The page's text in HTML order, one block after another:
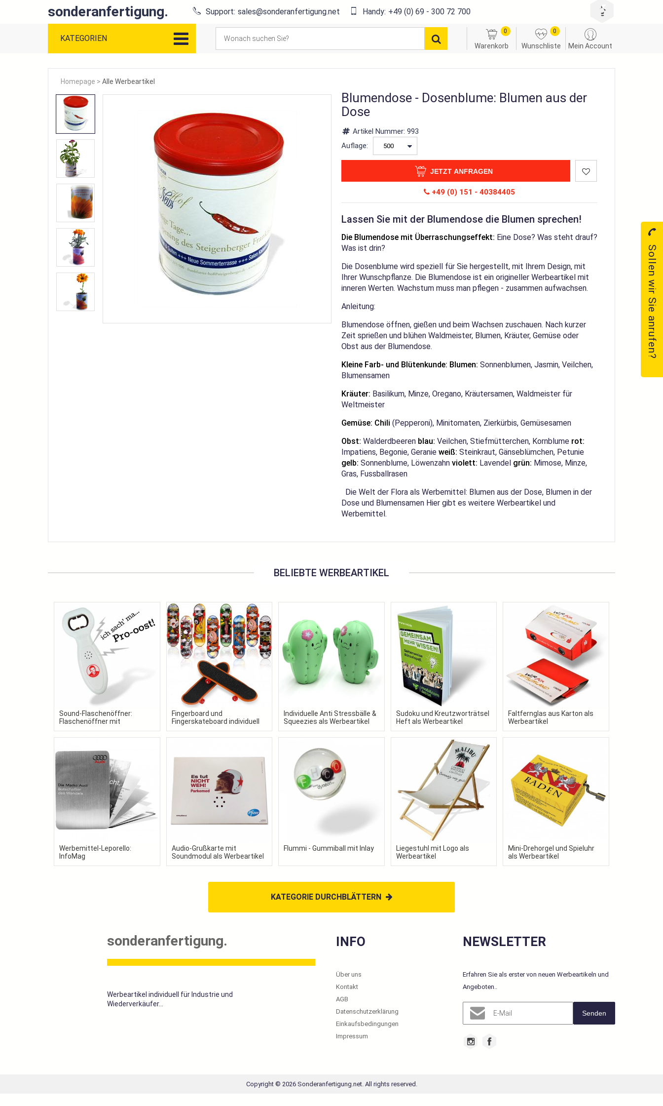
sonderanfertigung. Support: sales@sonderanfertigung.net Handy: +49 (0) 69 - 300 72 700
KATEGORIEN
Warenkorb
0
Wunschliste
0
Mein Account
Homepage > Alle Werbeartikel
Blumendose - Dosenblume: Blumen aus der
Dose
Artikel Nummer: 993
Auflage:
JETZT ANFRAGEN
+49 (0) 151 - 40384405
Lassen Sie mit der Blumendose die Blumen sprechen!
Die Blumendose mit Überraschungseffekt: Eine Dose? Was steht drauf?
Was ist drin?
Die Dosenblume wird speziell für Sie hergestellt, mit Ihrem Design, mit
Ihrer Wunschpflanze. Die Blumendose ist ein origineller Werbeartikel mit
inneren Werten. Wachstum muss man pflegen - zusammen aufwachsen.
Anleitung:
Blumendose öffnen, gießen und beim Wachsen zuschauen. Nach kurzer
Zeit sprießen und blühen Waldmeister, Blumen, Kräuter, Gemüse oder
Obst aus der Blumendose.
Kleine Farb- und Blütenkunde: Blumen: Sonnenblumen, Jasmin, Veilchen,
Blumensamen
Kräuter: Basilikum, Minze, Oregano, Kräutersamen, Waldmeister für
Weltmeister
Gemüse: Chili (Pepperoni), Minitomaten, Zierkürbis, Gemüsesamen
Obst: Walderdbeeren blau: Veilchen, Stiefmütterchen, Kornblume rot:
Impatiens, Begonie, Geranie weiß: Steinkraut, Gänseblümchen, Petunie
gelb: Sonnenblume, Löwenzahn violett: Lavendel grün: Mimose, Minze,
Gras, Fussballrasen
Die Welt der Flora als Werbemittel: Blumen aus der Dose, Blumen in der
Dose und Blumensamen Hier gibt es weitere Werbeartikel und
Werbemittel.
BELIEBTE WERBEARTIKEL
Sound-Flaschenöffner:
Flaschenöffner mit
Wunschsound als
Werbeartikel
Fingerboard und
Fingerskateboard individuell
gestaltet in Ihrem Design
Individuelle Anti Stressbälle &
Squeezies als Werbeartikel
Sudoku und Kreutzworträtsel
Heft als Werbeartikel
Faltfernglas aus Karton als
Werbeartikel
Werbemittel-Leporello:
InfoMag
Audio-Grußkarte mit
Soundmodul als Werbeartikel
Flummi - Gummiball mit Inlay
Liegestuhl mit Logo als
Werbeartikel
Mini-Drehorgel und Spieluhr
als Werbeartikel
KATEGORIE DURCHBLÄTTERN
sonderanfertigung.
Werbeartikel individuell für Industrie und
Wiederverkäufer...
INFO
Über uns
Kontakt
AGB
Datenschutzerklärung
Einkaufsbedingungen
Impressum
NEWSLETTER
Erfahren Sie als erster von neuen Werbeartikeln und
Angeboten..
Senden
Copyright © 2026 Sonderanfertigung.net. All rights reserved.
Sollen wir Sie anrufen?